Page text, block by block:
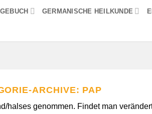
GERMANISCHE HEILKUNDE
ARCHIVE: PAP
halses genommen. Findet man